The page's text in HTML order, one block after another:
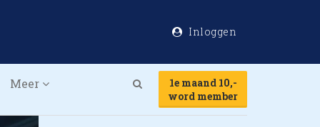
Inloggen
Meer
1e maand 10,-
word member